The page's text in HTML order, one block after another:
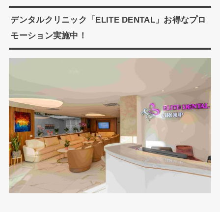
デンタルクリニック「ELITE DENTAL」お得なプロ
モーション実施中！